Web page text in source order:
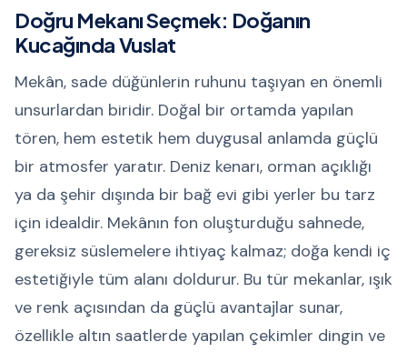
Doğru Mekanı Seçmek: Doğanın
Kucağında Vuslat
Mekân, sade düğünlerin ruhunu taşıyan en önemli
unsurlardan biridir. Doğal bir ortamda yapılan
tören, hem estetik hem duygusal anlamda güçlü
bir atmosfer yaratır. Deniz kenarı, orman açıklığı
ya da şehir dışında bir bağ evi gibi yerler bu tarz
için idealdir. Mekânın fon oluşturduğu sahnede,
gereksiz süslemelere ihtiyaç kalmaz; doğa kendi iç
estetiğiyle tüm alanı doldurur. Bu tür mekanlar, ışık
ve renk açısından da güçlü avantajlar sunar,
özellikle altın saatlerde yapılan çekimler dingin ve